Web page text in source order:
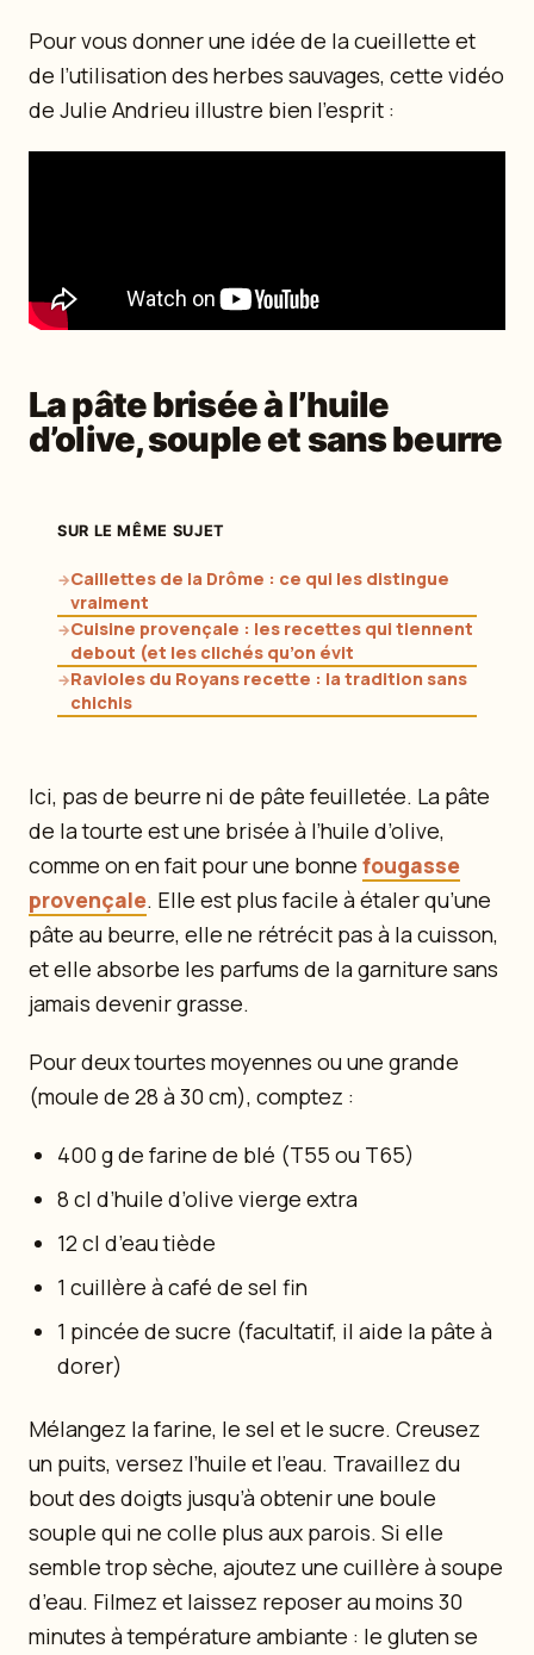
Pour vous donner une idée de la cueillette et
de l’utilisation des herbes sauvages, cette vidéo
de Julie Andrieu illustre bien l’esprit :
La pâte brisée à l’huile
d’olive, souple et sans beurre
SUR LE MÊME SUJET
→Caillettes de la Drôme : ce qui les distingue
vraiment
→Cuisine provençale : les recettes qui tiennent
debout (et les clichés qu’on évit
→Ravioles du Royans recette : la tradition sans
chichis
Ici, pas de beurre ni de pâte feuilletée. La pâte
de la tourte est une brisée à l’huile d’olive,
comme on en fait pour une bonne fougasse
provençale. Elle est plus facile à étaler qu’une
pâte au beurre, elle ne rétrécit pas à la cuisson,
et elle absorbe les parfums de la garniture sans
jamais devenir grasse.
Pour deux tourtes moyennes ou une grande
(moule de 28 à 30 cm), comptez :
400 g de farine de blé (T55 ou T65)
8 cl d’huile d’olive vierge extra
12 cl d’eau tiède
1 cuillère à café de sel fin
1 pincée de sucre (facultatif, il aide la pâte à
dorer)
Mélangez la farine, le sel et le sucre. Creusez
un puits, versez l’huile et l’eau. Travaillez du
bout des doigts jusqu’à obtenir une boule
souple qui ne colle plus aux parois. Si elle
semble trop sèche, ajoutez une cuillère à soupe
d’eau. Filmez et laissez reposer au moins 30
minutes à température ambiante : le gluten se